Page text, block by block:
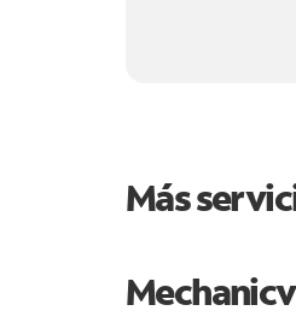
Más